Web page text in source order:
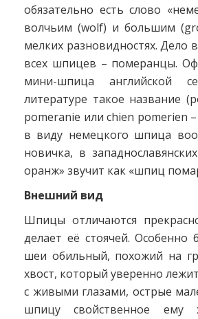
обязательно есть слово
волчьим (wolf) и большим
мелких разновидностях. Дело
всех шпицев – померанцы.
мини-шпица английской
литературе такое название
pomeranie или chien pomerien
в виду немецкого шпица
новичка, в
оранж» звучит как «шпиц
Внешний вид
Шпицы отличаются
делает её стоячей. Особенно
шеи обильный, похожий на
хвост, который уверенно
с живыми глазами, острые
шпицу свойственное ему